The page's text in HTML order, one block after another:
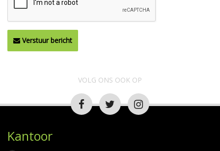
Verstuur bericht
VOLG ONS OOK OP
Kantoor